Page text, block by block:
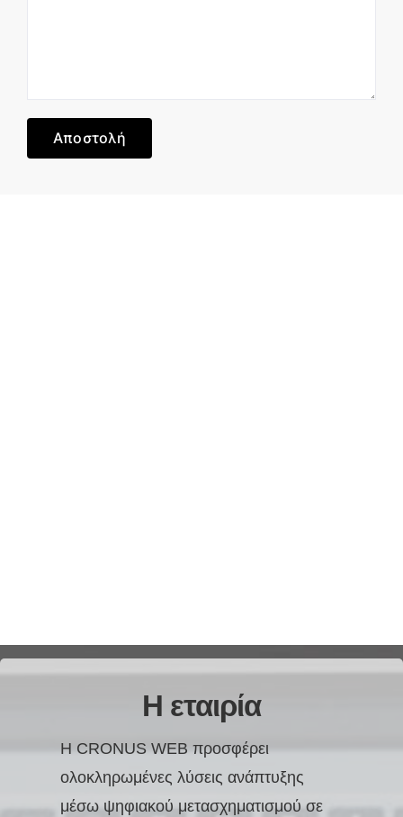
Η εταιρία
Η CRONUS WEB προσφέρει
ολοκληρωμένες λύσεις ανάπτυξης
μέσω ψηφιακού μετασχηματισμού σε